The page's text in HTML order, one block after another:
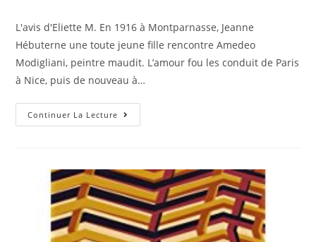
L'avis d'Eliette M. En 1916 à Montparnasse, Jeanne
Hébuterne une toute jeune fille rencontre Amedeo
Modigliani, peintre maudit. L’amour fou les conduit de Paris
à Nice, puis de nouveau à…
Continuer La Lecture